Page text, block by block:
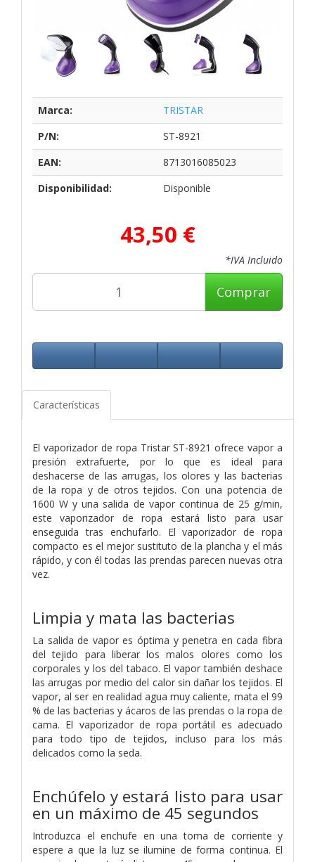
Marca:
TRISTAR
P/N:
ST-8921
EAN:
8713016085023
Disponibilidad:
Disponible
43,50 €
*IVA Incluido
Comprar
Características
El vaporizador de ropa Tristar ST-8921 ofrece vapor a
presión extrafuerte, por lo que es ideal para
deshacerse de las arrugas, los olores y las bacterias
de la ropa y de otros tejidos. Con una potencia de
1600 W y una salida de vapor continua de 25 g/min,
este vaporizador de ropa estará listo para usar
enseguida tras enchufarlo. El vaporizador de ropa
compacto es el mejor sustituto de la plancha y el más
rápido, y con él todas las prendas parecen nuevas otra
vez.
Limpia y mata las bacterias
La salida de vapor es óptima y penetra en cada fibra
del tejido para liberar los malos olores como los
corporales y los del tabaco. El vapor también deshace
las arrugas por medio del calor sin dañar los tejidos. El
vapor, al ser en realidad agua muy caliente, mata el 99
% de las bacterias y ácaros de las prendas o la ropa de
cama. El vaporizador de ropa portátil es adecuado
para todo tipo de tejidos, incluso para los más
delicados como la seda.
Enchúfelo y estará listo para usar
en un máximo de 45 segundos
Introduzca el enchufe en una toma de corriente y
espere a que la luz se ilumine de forma continua. El